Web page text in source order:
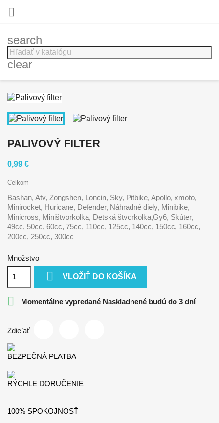

search
clear
PALIVOVÝ FILTER
0,99 €
Celkom
Bashan, Atv, Zongshen, Loncin, Sky, Pitbike, Apollo, xmoto,
Minirocket, Huricane, Defender, Náhradné diely, Minibike,
Minicross, Miništvorkolka, Detská štvorkolka,Gy6, Skúter,
49cc, 50cc, 60cc, 75cc, 110cc, 125cc, 140cc, 150cc, 160cc,
200cc, 250cc, 300cc
Množstvo
 VLOŽIŤ DO KOŠÍKA
 Momentálne vypredané Naskladnené budú do 3 dní
Zdieľať
BEZPEČNÁ PLATBA
RÝCHLE DORUČENIE
100% SPOKOJNOSŤ